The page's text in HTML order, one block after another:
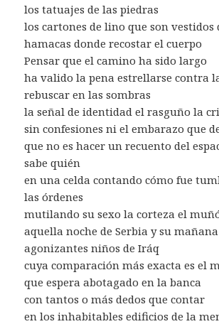
los tatuajes de las piedras
los cartones de lino que son vestidos
hamacas donde recostar el cuerpo
Pensar que el camino ha sido largo
ha valido la pena estrellarse contra
rebuscar en las sombras
la señal de identidad el rasguño la
sin confesiones ni el embarazo que
que no es hacer un recuento del
sabe quién
en una celda contando cómo fue
las órdenes
mutilando su sexo la corteza el
aquella noche de Serbia y su
agonizantes niños de Iráq
cuya comparación más exacta es el
que espera abotagado en la banca
con tantos o más dedos que contar
en los inhabitables edificios de la